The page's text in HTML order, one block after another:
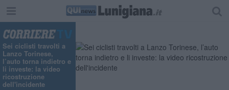
Sei ciclisti travolti a
Lanzo Torinese,
l’auto torna indietro e
li investe: la video
ricostruzione
dell'incidente